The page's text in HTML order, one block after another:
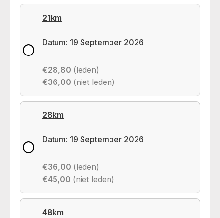
21km
Datum: 19 September 2026
€28,80 (leden)
€36,00 (niet leden)
28km
Datum: 19 September 2026
€36,00 (leden)
€45,00 (niet leden)
48km